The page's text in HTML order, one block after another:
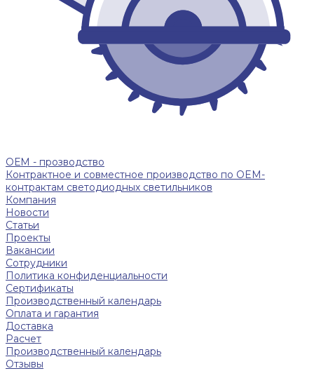
ОЕМ - прозводство
Контрактное и совместное производство по OEM-
контрактам светодиодных светильников
Компания
Новости
Статьи
Проекты
Вакансии
Сотрудники
Политика конфиденциальности
Сертификаты
Производственный календарь
Оплата и гарантия
Доставка
Расчет
Производственный календарь
Отзывы